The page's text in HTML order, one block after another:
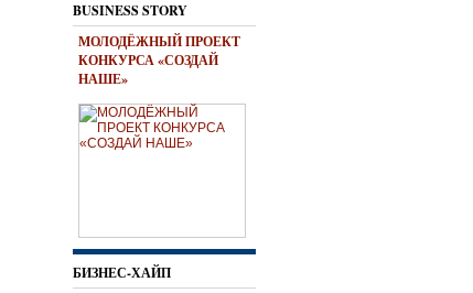
BUSINESS STORY
МОЛОДЁЖНЫЙ ПРОЕКТ
КОНКУРСА «СОЗДАЙ
НАШЕ»
БИЗНЕС-ХАЙП